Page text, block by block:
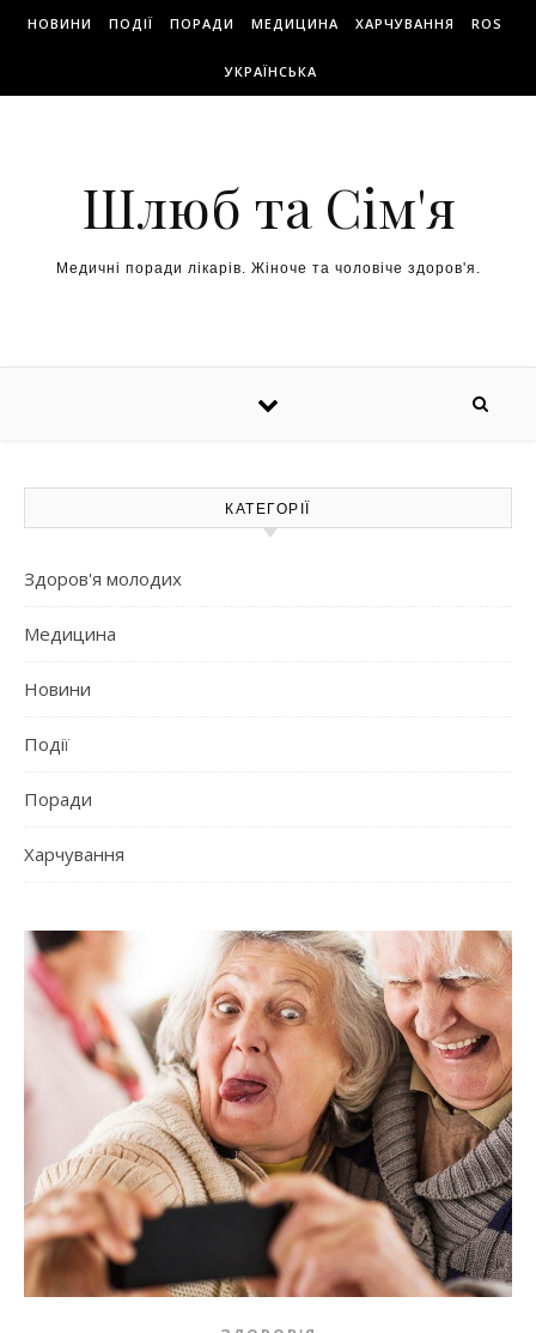
НОВИНИ ПОДІЇ ПОРАДИ МЕДИЦИНА ХАРЧУВАННЯ ROS
УКРАЇНСЬКА
Шлюб та Сім'я
Медичні поради лікарів. Жіноче та чоловіче здоров'я.
КАТЕГОРІЇ
Здоров'я молодих
Медицина
Новини
Події
Поради
Харчування